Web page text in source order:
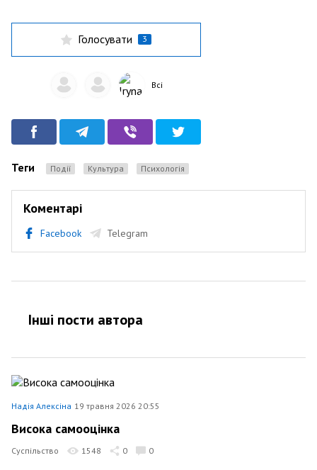
Голосувати 3
Всі
Теги Події культура Психологія
Коментарі
Facebook Telegram
Інші пости автора
Надія Алексіна 19 травня 2026 20:55
Висока самооцінка
Суспільство 1548 0 0